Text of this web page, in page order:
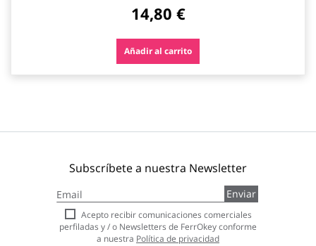
14,80 €
Añadir al carrito
Subscríbete a nuestra Newsletter
a
nuestro
boletín
de
Enviar
Acepto recibir comunicaciones comerciales
perfiladas y / o Newsletters de FerrOkey conforme
a nuestra Política de privacidad